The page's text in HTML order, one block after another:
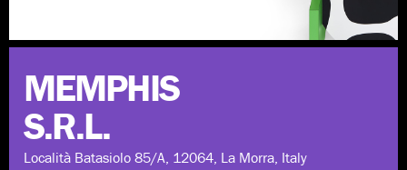
MEMPHIS
S.R.L.
Località Batasiolo 85/A, 12064, La Morra, Italy